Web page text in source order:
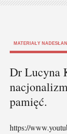
MATERIAŁY
Dr Lucyna
pamięć.
https://